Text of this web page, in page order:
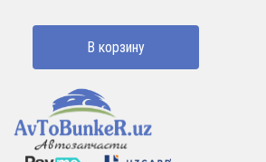
составляла
100000 UZS.
80000 UZS.
В корзину